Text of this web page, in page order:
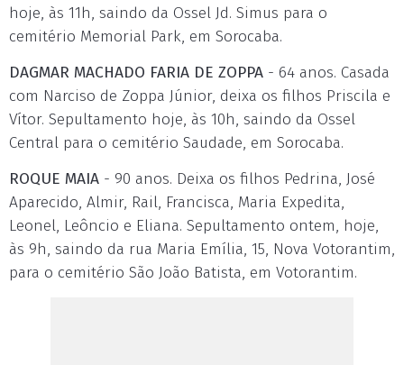
hoje, às 11h, saindo da Ossel Jd. Simus para o
cemitério Memorial Park, em Sorocaba.
DAGMAR MACHADO FARIA DE ZOPPA - 64 anos. Casada
com Narciso de Zoppa Júnior, deixa os filhos Priscila e
Vítor. Sepultamento hoje, às 10h, saindo da Ossel
Central para o cemitério Saudade, em Sorocaba.
ROQUE MAIA - 90 anos. Deixa os filhos Pedrina, José
Aparecido, Almir, Rail, Francisca, Maria Expedita,
Leonel, Leôncio e Eliana. Sepultamento ontem, hoje,
às 9h, saindo da rua Maria Emília, 15, Nova Votorantim,
para o cemitério São João Batista, em Votorantim.